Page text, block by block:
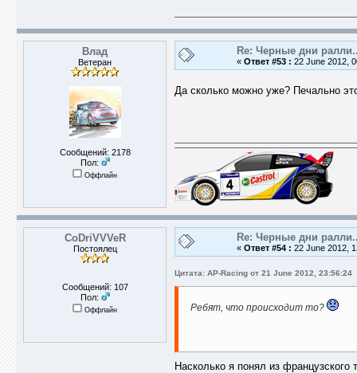
Влад
Ветеран
Сообщений: 2178
Пол:
Оффлайн
Re: Черные дни
« Ответ #53 : 22 June 2012,
Да сколько можно уже? Печально
CoDriVVVeR
Постоялец
Сообщений: 107
Пол:
Оффлайн
Re: Черные дни
« Ответ #54 : 22 June 2012,
Цитата: AP-Racing от 21 June 2012, 23:56:24
Ребят, что происходит то?
Насколько я понял из французского